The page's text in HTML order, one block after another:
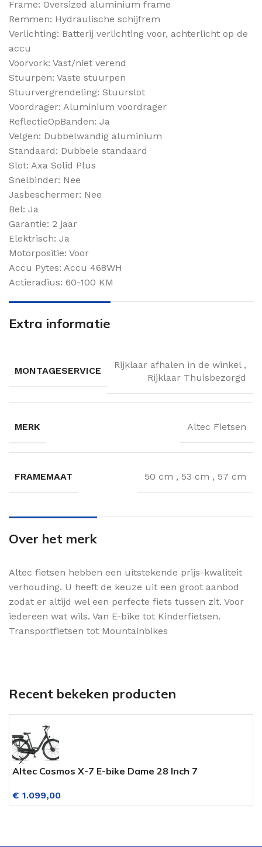
Frame: Oversized aluminium frame
Remmen: Hydraulische schijfrem
Verlichting: Batterij verlichting voor, achterlicht op de
accu
Voorvork: Vast/niet verend
Stuurpen: Vaste stuurpen
Stuurvergrendeling: Stuurslot
Voordrager: Aluminium voordrager
ReflectieOpBanden: Ja
Velgen: Dubbelwandig aluminium
Standaard: Dubbele standaard
Slot: Axa Solid Plus
Snelbinder: Nee
Jasbeschermer: Nee
Bel: Ja
Garantie: 2 jaar
Elektrisch: Ja
Motorpositie: Voor
Accu Pytes: Accu 468WH
Actieradius: 60-100 KM
Extra informatie
MONTAGESERVICE
Rijklaar afhalen in de winkel ,
Rijklaar Thuisbezorgd
MERK Altec Fietsen
FRAMEMAAT 50 cm , 53 cm , 57 cm
Over het merk
Altec fietsen hebben een uitstekende prijs-kwaliteit
verhouding. U heeft de keuze uit een groot aanbod
zodat er altijd wel een perfecte fiets tussen zit. Voor
iedereen wat wils. Van E-bike tot Kinderfietsen.
Transportfietsen tot Mountainbikes
Recent bekeken producten
Altec Cosmos X-7 E-bike Dame 28 Inch 7
Zwart
€ 1.099,00